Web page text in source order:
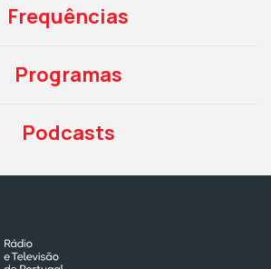
Frequências
Programas
Podcasts